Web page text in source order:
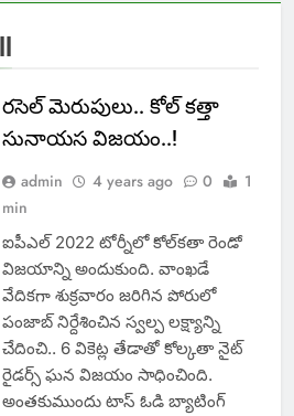
రసెల్ మెరుపులు.. కోల్ కత్తా
సునాయస విజయం..!
admin 4 years ago 0
1
min
ఐపీఎల్ 2022 టోర్నీలో కోల్‌కతా రెండో
విజయాన్ని అందుకుంది. వాంఖడే
వేదికగా శుక్రవారం జరిగిన పోరులో
పంజాబ్ నిర్దేశించిన స్వల్ప లక్ష్యాన్ని
చేదించి.. 6 వికెట్ల తేడాతో కోల్కతా నైట్
రైడర్స్ ఘన విజయం సాధించింది.
అంతకుముందు టాస్ ఓడి బ్యాటింగ్